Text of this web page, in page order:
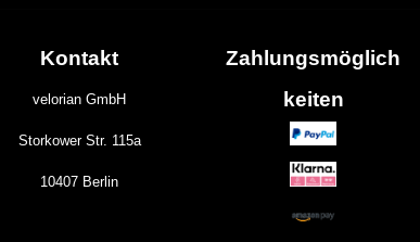
Kontakt
velorian GmbH
Storkower Str. 115a
10407 Berlin
Zahlungsmöglich
keiten